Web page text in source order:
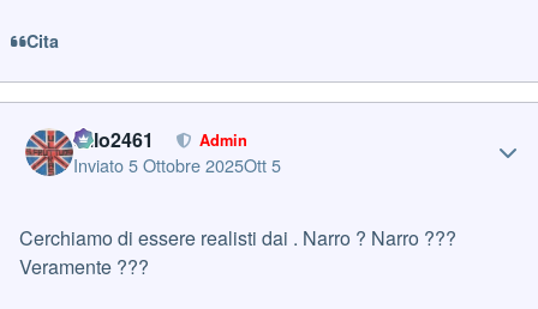
Cita
cillo2461 Admin
Inviato5 Ottobre 2025Ott 5
Cerchiamo di essere realisti dai . Narro ? Narro ???
Veramente ???